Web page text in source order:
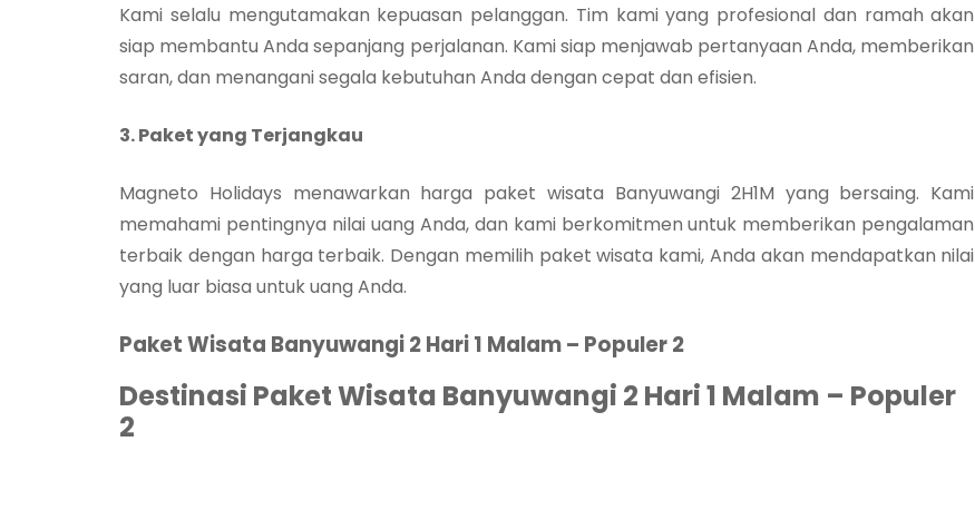
Kami selalu mengutamakan kepuasan pelanggan. Tim kami yang profesional dan ramah akan
siap membantu Anda sepanjang perjalanan. Kami siap menjawab pertanyaan Anda, memberikan
saran, dan menangani segala kebutuhan Anda dengan cepat dan efisien.
3. Paket yang Terjangkau
Magneto Holidays menawarkan harga paket wisata Banyuwangi 2H1M yang bersaing. Kami
memahami pentingnya nilai uang Anda, dan kami berkomitmen untuk memberikan pengalaman
terbaik dengan harga terbaik. Dengan memilih paket wisata kami, Anda akan mendapatkan nilai
yang luar biasa untuk uang Anda.
Paket Wisata Banyuwangi 2 Hari 1 Malam – Populer 2
Destinasi Paket Wisata Banyuwangi 2 Hari 1 Malam – Populer
2